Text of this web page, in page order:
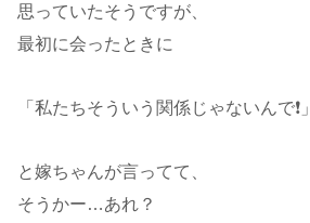
思っていたそうですが、
最初に会ったときに
「私たちそういう関係じゃないんで❗️」
と嫁ちゃんが言ってて、
そうかー…あれ？